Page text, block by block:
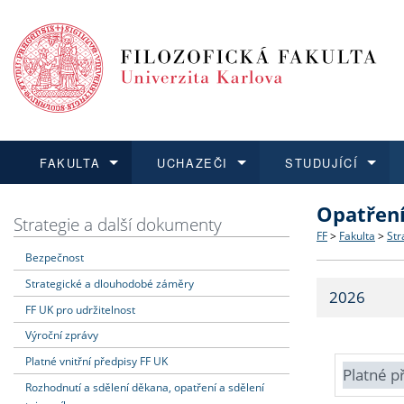
FAKULTA
Dozvědět se více
Struktura
Strategie
Fakultní
UCHAZEČI
Podat přihlášku
Co
Učitelské
STUDUJÍCÍ
Dozvědět se více
Dozvědět se více
O vědě a
Dozvědět se více
Aktuální
Strategie a další dokumenty
Bezpečnost
Strategické a dlouhodobé záměry
FF UK pro udržitelnost
Výroční zprávy
Platné vnitřní předpisy FF UK
Rozhodnutí a sdělení děkana, opatření a sdělení
FF > Fakulta >
2026
Platné